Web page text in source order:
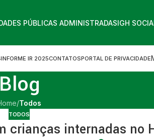
PÚBLICAS ADMINISTRADASIGH
INFORME IR 2025CONTATOSPORTAL DE PRIVACIDADE
Blog
/Todos
TODOS
crianças internadas no